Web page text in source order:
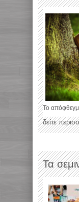
Το
δείτε
Τα